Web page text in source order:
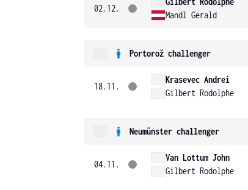
02.12.
Mandl Gerald
Portorož challenger
18.11.
Krasevec Andrei
Gilbert Rodolphe
Neumünster challenger
04.11.
Van Lottum John
Gilbert Rodolphe